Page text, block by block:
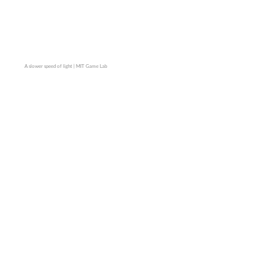
A slower speed of light | MIT Game Lab